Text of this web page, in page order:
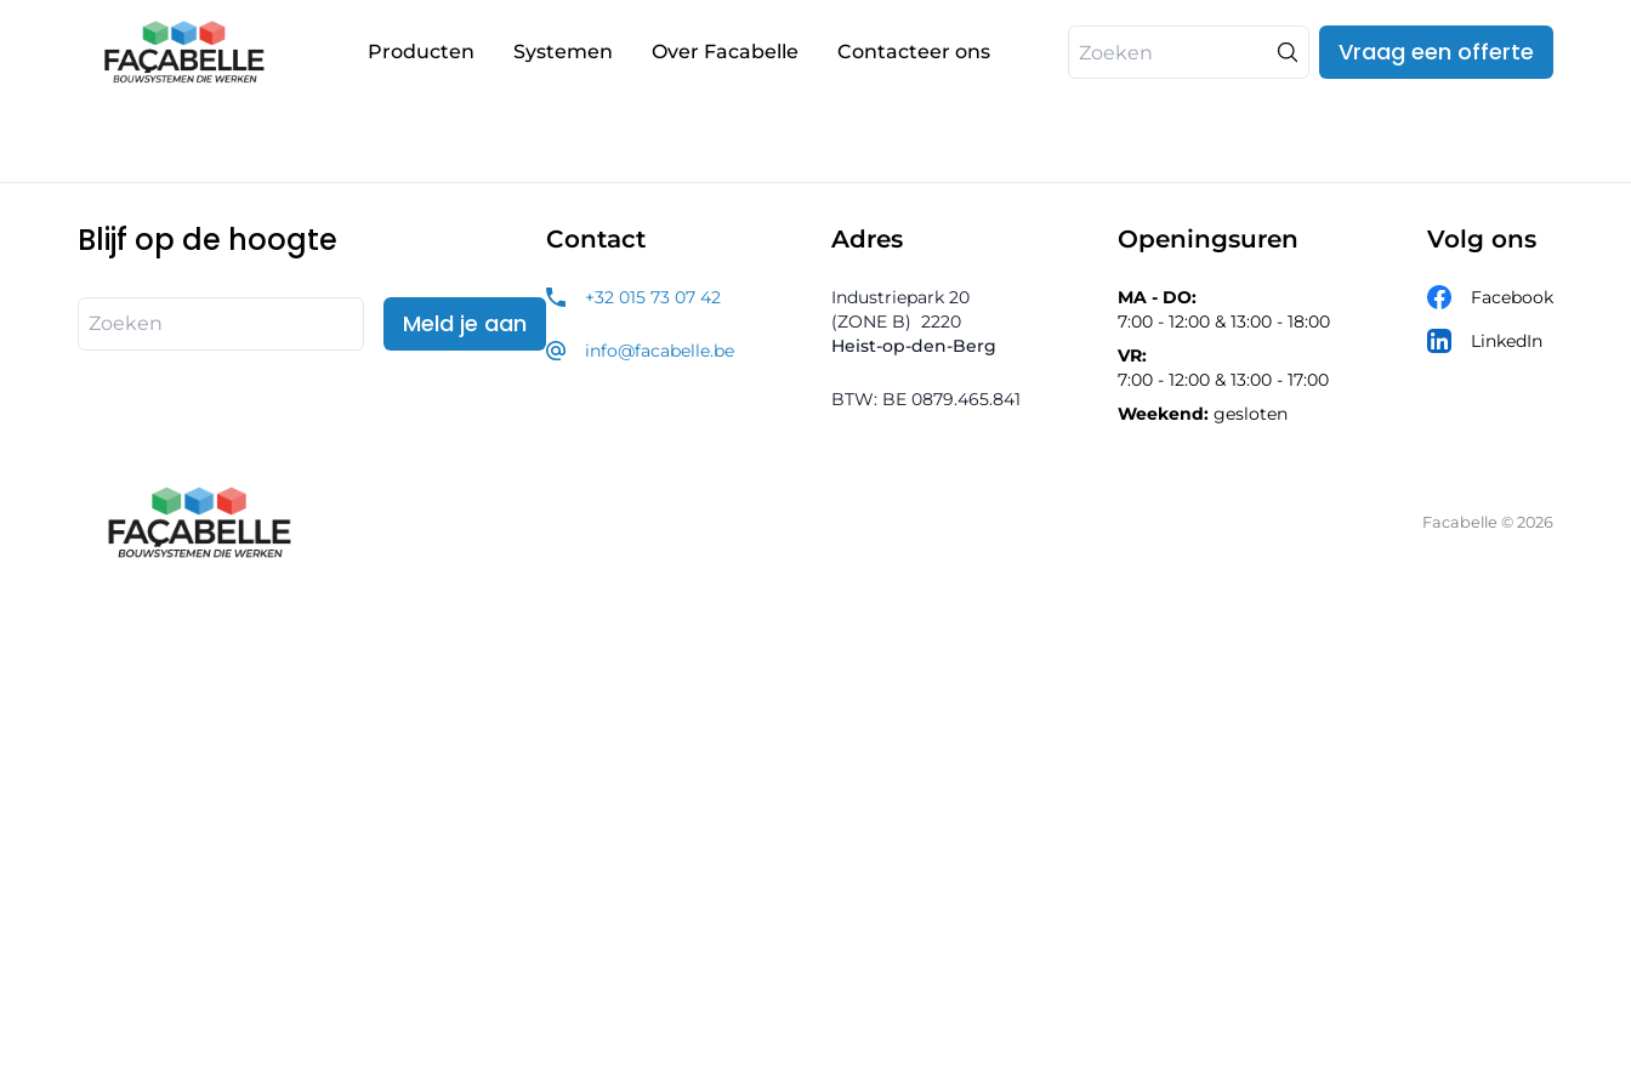
Producten Systemen Over Facabelle Contacteer ons Vraag een offerte
Blijf op de hoogte
Meld je aan
Contact
+32 015 73 07 42
info@facabelle.be
Adres
Industriepark 20
(ZONE B) 2220
Heist-op-den-Berg
BTW: BE 0879.465.841
Openingsuren
MA - DO:
7:00 - 12:00 & 13:00 - 18:00
VR:
7:00 - 12:00 & 13:00 - 17:00
Weekend: gesloten
Volg ons
Facebook
LinkedIn
Facabelle © 2026